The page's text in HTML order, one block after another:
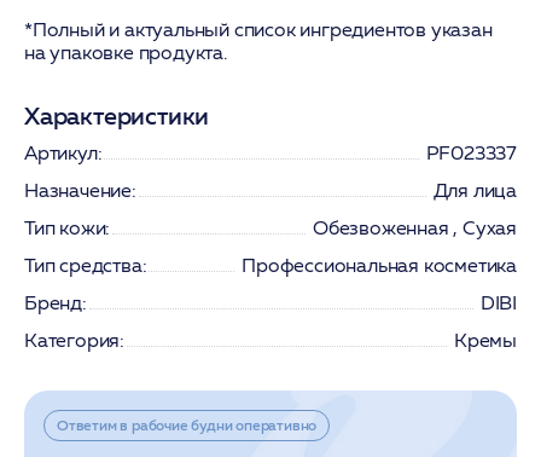
*Полный и актуальный список ингредиентов указан
на упаковке продукта.
Характеристики
Артикул:
PF023337
Назначение:
Для лица
Тип кожи:
Обезвоженная , Сухая
Тип средства:
Профессиональная косметика
Бренд:
DIBI
Категория:
Кремы
Ответим в рабочие будни оперативно